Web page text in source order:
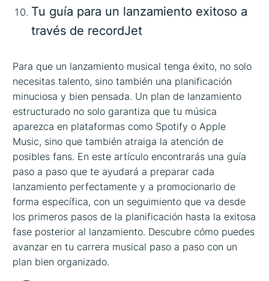
Tu guía para un lanzamiento exitoso a
través de recordJet
Para que un lanzamiento musical tenga éxito, no solo
necesitas talento, sino también una planificación
minuciosa y bien pensada. Un plan de lanzamiento
estructurado no solo garantiza que tu música
aparezca en plataformas como Spotify o Apple
Music, sino que también atraiga la atención de
posibles fans. En este artículo encontrarás una guía
paso a paso que te ayudará a preparar cada
lanzamiento perfectamente y a promocionarlo de
forma específica, con un seguimiento que va desde
los primeros pasos de la planificación hasta la exitosa
fase posterior al lanzamiento. Descubre cómo puedes
avanzar en tu carrera musical paso a paso con un
plan bien organizado.